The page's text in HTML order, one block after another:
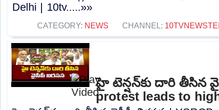
Delhi | 10tv.....»»
CATEGORY: NEWS CHANNEL:
హై టెన్షన్‌కు దారి తీసిన
protest leads to